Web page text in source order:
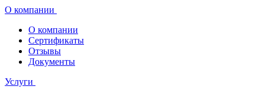
О компании
О компании
Сертификаты
Отзывы
Документы
Услуги